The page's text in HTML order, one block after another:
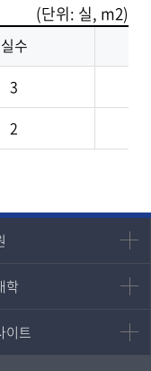
(단위: 실, m2)
실수
3
2
원
학
학
포털
대학
이트
이트